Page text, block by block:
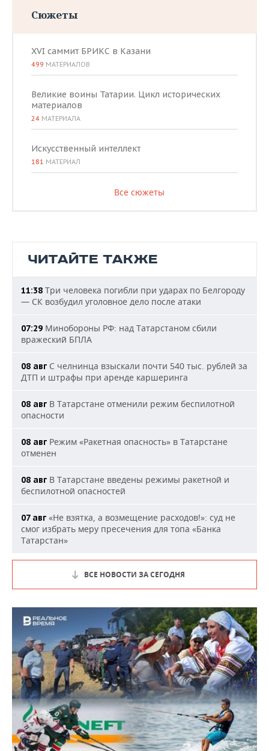
Сюжеты
XVI саммит БРИКС в Казани
499 МАТЕРИАЛОВ
Великие воины Татарии. Цикл исторических
материалов
24 МАТЕРИАЛА
Искусственный интеллект
181 МАТЕРИАЛ
Все сюжеты
ЧИТАЙТЕ ТАКЖЕ
11:38 Три человека погибли при ударах по Белгороду
— СК возбудил уголовное дело после атаки
07:29 Минобороны РФ: над Татарстаном сбили
вражеский БПЛА
08 авг С челнинца взыскали почти 540 тыс. рублей за
ДТП и штрафы при аренде каршеринга
08 авг В Татарстане отменили режим беспилотной
опасности
08 авг Режим «Ракетная опасность» в Татарстане
отменен
08 авг В Татарстане введены режимы ракетной и
беспилотной опасностей
07 авг «Не взятка, а возмещение расходов!»: суд не
смог избрать меру пресечения для топа «Банка
Татарстан»
ВСЕ НОВОСТИ ЗА СЕГОДНЯ